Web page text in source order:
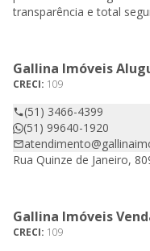
transparência e total
Gallina Imóveis
CRECI: 109
(51) 3466-4399
(51) 99640-1920
Rua Quinze de Janeiro,
Gallina Imóveis
CRECI: 109